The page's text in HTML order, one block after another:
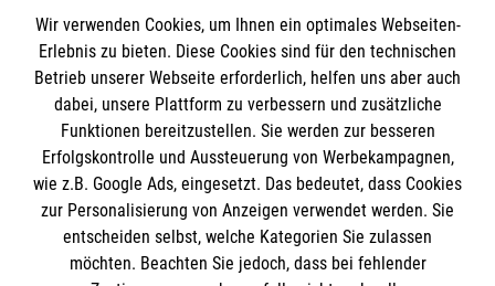
Empfänger: Malteser Hilfsdienst e.V.
IBAN: DE10 3706 0120 1201 2000 12
BIC: GENODED 1PA7
Wir verwenden Cookies, um Ihnen ein optimales Webseiten-
Erlebnis zu bieten. Diese Cookies sind für den technischen
Betrieb unserer Webseite erforderlich, helfen uns aber auch
dabei, unsere Plattform zu verbessern und zusätzliche
Funktionen bereitzustellen. Sie werden zur besseren
Erfolgskontrolle und Aussteuerung von Werbekampagnen,
wie z.B. Google Ads, eingesetzt. Das bedeutet, dass Cookies
zur Personalisierung von Anzeigen verwendet werden. Sie
entscheiden selbst, welche Kategorien Sie zulassen
möchten. Beachten Sie jedoch, dass bei fehlender